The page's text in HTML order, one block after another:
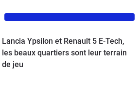
Lancia Ypsilon et Renault 5 E-Tech,
les beaux quartiers sont leur terrain
de jeu